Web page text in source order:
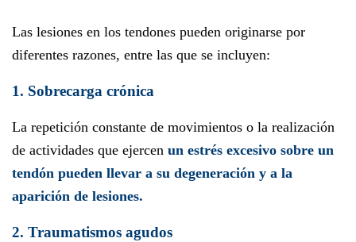
Las lesiones en los tendones pueden originarse por
diferentes razones, entre las que se incluyen:
1. Sobrecarga crónica
La repetición constante de movimientos o la realización
de actividades que ejercen un estrés excesivo sobre un
tendón pueden llevar a su degeneración y a la
aparición de lesiones.
2. Traumatismos agudos